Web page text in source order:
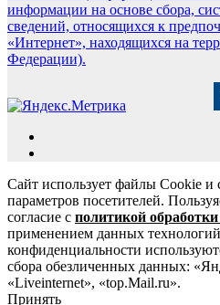
информации на основе сбора,
сведений, относящихся к
«Интернет», находящихся на
Федерации).
Сайт использует файлы Cookie и
параметров посетителей.
согласие с политикой
применением данных
конфиденциальности
сбора обезличенных данных:
«Liveinternet», «top.Mail.ru».
Принять